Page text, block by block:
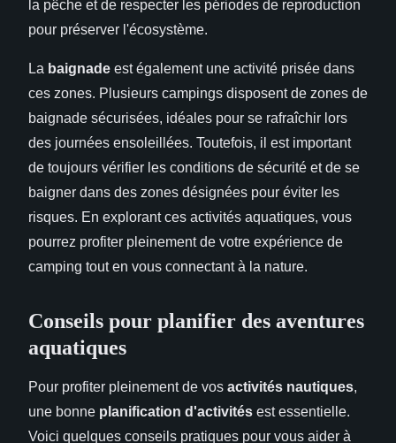
la pêche et de respecter les périodes de reproduction
pour préserver l'écosystème.
La baignade est également une activité prisée dans
ces zones. Plusieurs campings disposent de zones de
baignade sécurisées, idéales pour se rafraîchir lors
des journées ensoleillées. Toutefois, il est important
de toujours vérifier les conditions de sécurité et de se
baigner dans des zones désignées pour éviter les
risques. En explorant ces activités aquatiques, vous
pourrez profiter pleinement de votre expérience de
camping tout en vous connectant à la nature.
Conseils pour planifier des aventures
aquatiques
Pour profiter pleinement de vos activités nautiques,
une bonne planification d'activités est essentielle.
Voici quelques conseils pratiques pour vous aider à